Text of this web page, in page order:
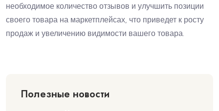
необходимое количество отзывов и улучшить позиции
своего товара на маркетплейсах, что приведет к росту
продаж и увеличению видимости вашего товара.
Полезные новости